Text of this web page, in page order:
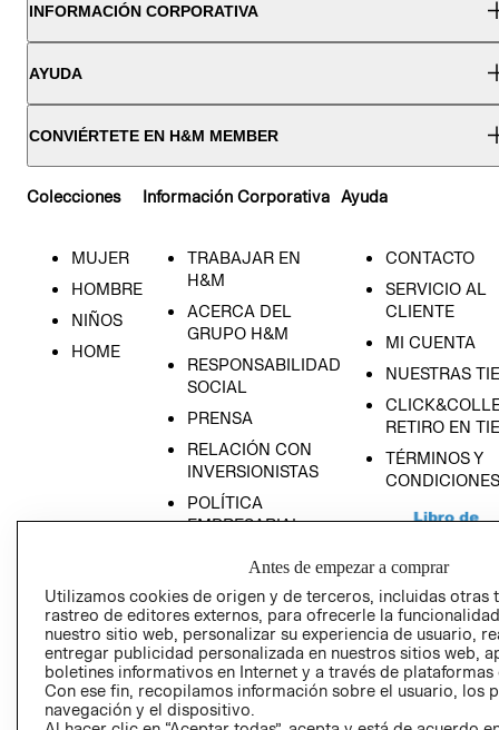
INFORMACIÓN CORPORATIVA
AYUDA
CONVIÉRTETE EN H&M MEMBER
Colecciones
MUJER
HOMBRE
NIÑOS
HOME
Información Corporativa
TRABAJAR EN
H&M
ACERCA DEL
GRUPO H&M
RESPONSABILIDAD
SOCIAL
PRENSA
RELACIÓN CON
INVERSIONISTAS
POLÍTICA
EMPRESARIAL
Ayuda
CONTACTO
SERVICIO AL
CLIENTE
MI CUENTA
NUESTRAS
RETIRO EN
TÉRMINOS Y
CONDICIONES
AVISO DE
PRIVACIDAD
GIFT CARD
Antes de empezar a comprar
Utilizamos cookies de origen y de terceros, incluidas otras
rastreo de editores externos, para ofrecerle la
nuestro sitio web, personalizar su experiencia de usuario,
entregar publicidad personalizada en nuestros sitios web,
boletines informativos en Internet y a través de plataformas
Con ese fin, recopilamos información sobre el usuario, los
navegación y el dispositivo.